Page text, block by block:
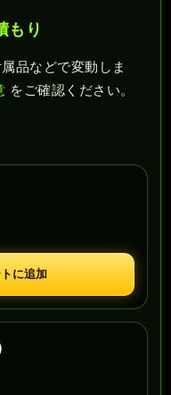
もり
品などで変動しま
をご確認ください。
に追加